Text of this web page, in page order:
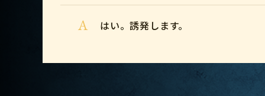
A はい。誘発します。